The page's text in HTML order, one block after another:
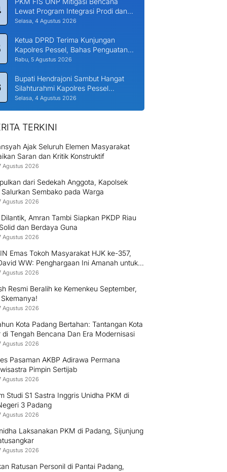
Lewat Program Integrasi Prodi dan
Nagari di Padang Laweh Malalo
Selasa, 4 Agustus 2026
Ketua DPRD Terima Kunjungan
Kapolres Pessel, Bahas Penguatan
Kerjasama Hankamtibmas
Rabu, 5 Agustus 2026
Bupati Hendrajoni Sambut Hangat
Silahturahmi Kapolres Pessel
Bersama PJU
Selasa, 4 Agustus 2026
TERKINI
Ajak Seluruh Elemen Masyarakat
Saran dan Kritik Konstruktif
Agustus 2026
dari Sedekah Anggota, Kapolsek
Sembako pada Warga
Agustus 2026
Amran Tambi Siapkan PKDP Riau
dan Berdaya Guna
Agustus 2026
Emas Tokoh Masyarakat HJK ke-357,
WW: Penghargaan Ini Amanah untuk
kepada Warga Padang
Agustus 2026
Resmi Beralih ke Kemenkeu September,
Agustus 2026
Kota Padang Bertahan: Tantangan Kota
di Tengah Bencana Dan Era Modernisasi
Agustus 2026
Pasaman AKBP Adirawa Permana
Pimpin Sertijab
Agustus 2026
Studi S1 Sastra Inggris Unidha PKM di
3 Padang
Agustus 2026
Laksanakan PKM di Padang, Sijunjung
Agustus 2026
Ratusan Personil di Pantai Padang,